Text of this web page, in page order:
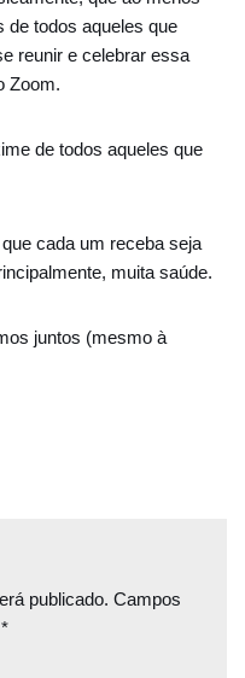
todos aqueles que
reunir e celebrar essa
Zoom.
de todos aqueles que
cada um receba seja
muita saúde.
juntos (mesmo à
publicado. Campos
*